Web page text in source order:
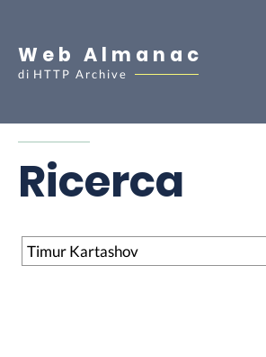
Web Almanac
di HTTP Archive
Ricerca
Ricerca